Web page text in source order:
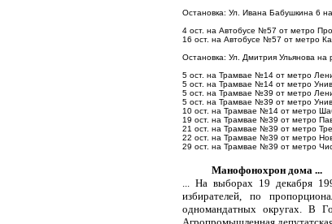
Остановка: Ул. Ивана Бабушкина 6
4 ост. на Автобусе №57 от метро
16 ост. на Автобусе №57 от метро
Остановка: Ул. Дмитрия Ульянова на
5 ост. на Трамвае №14 от метро
5 ост. на Трамвае №14 от метро
5 ост. на Трамвае №39 от метро
5 ост. на Трамвае №39 от метро
10 ост. на Трамвае №14 от метро
19 ост. на Трамвае №39 от метро
21 ост. на Трамвае №39 от метро
22 ост. на Трамвае №39 от метро
29 ост. на Трамвае №39 от метро
Манофонохрон дома ...
... На выборах 19 декабря
избирателей, пo
одномандатных округах. В